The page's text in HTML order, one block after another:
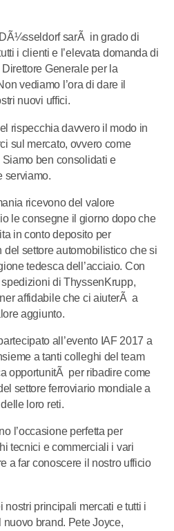
DÃ¼sseldorf sarÃ in grado di
i clienti e l’elevata domanda di
Generale per la
vediamo l’ora di dare il
nuovi uffici.
rispecchia davvero il modo in
sul mercato, ovvero come
ben consolidati e
serviamo.
ricevono del valore
le consegne il giorno dopo che
in conto deposito per
settore automobilistico che si
tedesca dell’acciaio. Con
di ThyssenKrupp,
affidabile che ci aiuterÃ a
aggiunto.
all’evento IAF 2017 a
a tanti colleghi del team
opportunitÃ per ribadire come
settore ferroviario mondiale a
loro reti.
l’occasione perfetta per
tecnici e commerciali i vari
a far conoscere il nostro ufficio
nostri principali mercati e tutti i
brand. Pete Joyce,